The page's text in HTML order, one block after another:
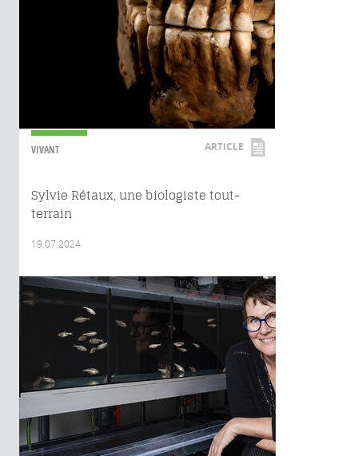
VIVANT ARTICLE
Sylvie Rétaux, une biologiste tout-
terrain
19.07.2024